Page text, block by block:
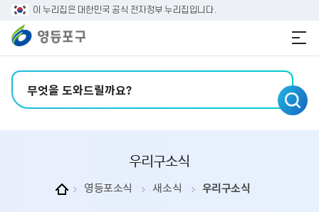
본문 바로가기
주메뉴 바로가기
이 누리집은 대한민국 공식 전자정부 누리집입니다.
우리구소식
영등포소식 새소식 우리구소식